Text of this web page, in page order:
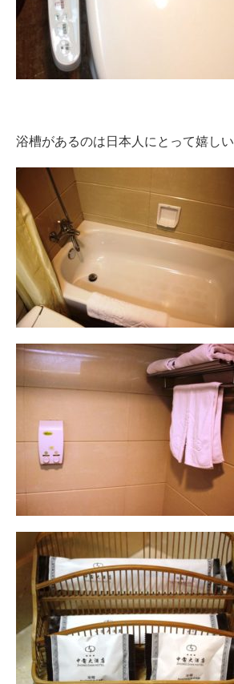
浴槽があるのは日本人にとって嬉しい